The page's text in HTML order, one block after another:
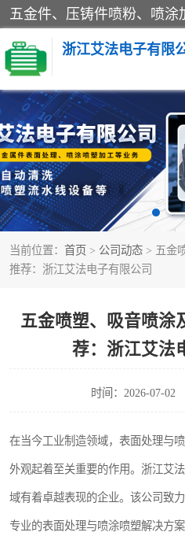
五金件、压铸件喷粉、喷涂
浙江艾法电子有限
当前位置： 首页 > 公司动态 > 五金
推荐：浙江艾法电子有限公司
五金喷塑、吸音喷涂
荐：浙江艾法
时间：2026-07-02
在当今工业制造领域，表面处理与
外观起着至关重要的作用。浙江艾
域有着卓越表现的企业。该公司致
专业的表面处理与喷涂喷塑解决方
五金加工